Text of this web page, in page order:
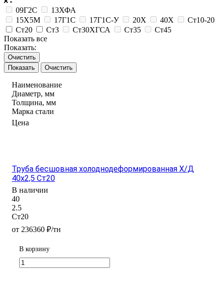
09Г2С
13ХФА
15Х5М
17Г1С 17Г1С-У 20Х 40Х
Ст10-20
Ст20
Ст3 Ст30ХГСА Ст35
Ст45
Показать все
Показать:
Очистить
Очистить
Наименование
Диаметр, мм
Толщина, мм
Марка стали
Цена
Труба бесшовная холоднодеформированная Х/Д
40х2,5 Ст20
В наличии
40
2.5
Ст20
от 236360 ₽/тн
В корзину